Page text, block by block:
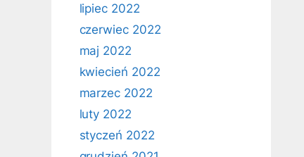
lipiec 2022
czerwiec 2022
maj 2022
kwiecień 2022
marzec 2022
luty 2022
styczeń 2022